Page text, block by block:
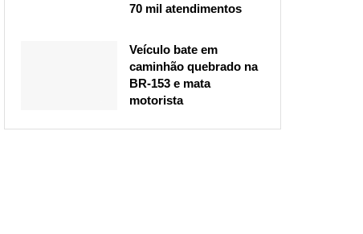
70 mil atendimentos
Veículo bate em
caminhão quebrado na
BR-153 e mata
motorista